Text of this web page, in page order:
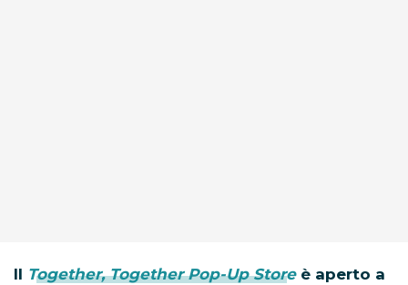
Il Together, Together Pop-Up Storeè aperto a